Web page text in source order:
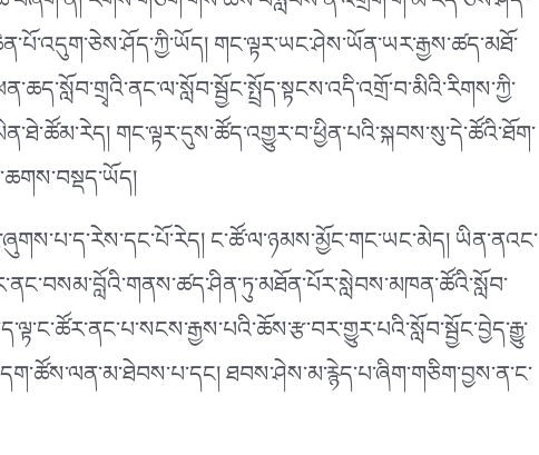
གང་ལྟར་ཡང་ཤེས་ཡོན་ཡར་རྒྱས་ཚད་མཐོ་
གང་ལྟར་དུས་ཚོད་འགྱུར་བ་ཕྱིན་པའི་སྐབས་སུ་དེ་ཚོའི་ཐོག་
ང་ཚོ་ལ་ཉམས་མྱོང་གང་ཡང་མེད། ཡིན་ནའང་
ཐབས་ཤེས་མ་རྙེད་པ་ཞིག་གཅིག་བྱས་ན་ང་